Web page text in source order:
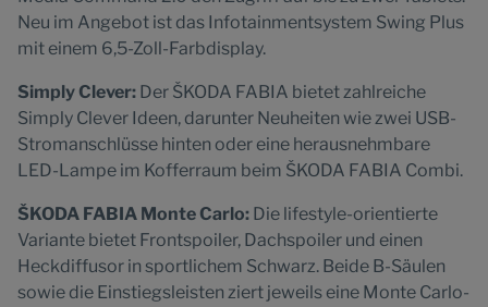
Neu im Angebot ist das Infotainmentsystem Swing Plus
mit einem 6,5-Zoll-Farbdisplay.
Simply Clever: Der ŠKODA FABIA bietet zahlreiche
Simply Clever Ideen, darunter Neuheiten wie zwei USB-
Stromanschlüsse hinten oder eine herausnehmbare
LED-Lampe im Kofferraum beim ŠKODA FABIA Combi.
ŠKODA FABIA Monte Carlo: Die lifestyle-orientierte
Variante bietet Frontspoiler, Dachspoiler und einen
Heckdiffusor in sportlichem Schwarz. Beide B-Säulen
sowie die Einstiegsleisten ziert jeweils eine Monte Carlo-